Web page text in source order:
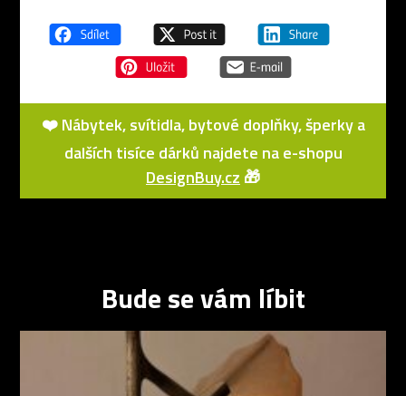
❤️ Nábytek, svítidla, bytové doplňky, šperky a
dalších tisíce dárků najdete na e-shopu
DesignBuy.cz 🎁
Bude se vám líbit